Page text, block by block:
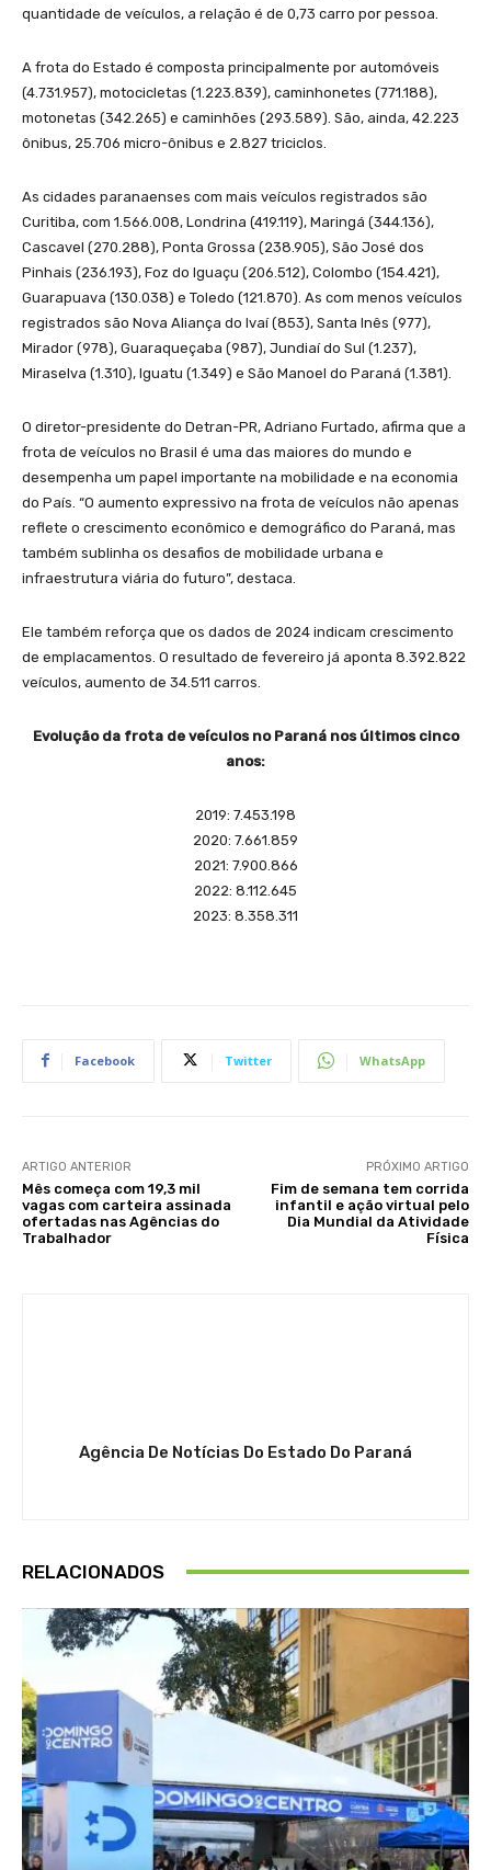
quantidade de veículos, a relação é de 0,73 carro por pessoa.
A frota do Estado é composta principalmente por automóveis
(4.731.957), motocicletas (1.223.839), caminhonetes (771.188),
motonetas (342.265) e caminhões (293.589). São, ainda, 42.223
ônibus, 25.706 micro-ônibus e 2.827 triciclos.
As cidades paranaenses com mais veículos registrados são
Curitiba, com 1.566.008, Londrina (419.119), Maringá (344.136),
Cascavel (270.288), Ponta Grossa (238.905), São José dos
Pinhais (236.193), Foz do Iguaçu (206.512), Colombo (154.421),
Guarapuava (130.038) e Toledo (121.870). As com menos veículos
registrados são Nova Aliança do Ivaí (853), Santa Inês (977),
Mirador (978), Guaraqueçaba (987), Jundiaí do Sul (1.237),
Miraselva (1.310), Iguatu (1.349) e São Manoel do Paraná (1.381).
O diretor-presidente do Detran-PR, Adriano Furtado, afirma que a
frota de veículos no Brasil é uma das maiores do mundo e
desempenha um papel importante na mobilidade e na economia
do País. “O aumento expressivo na frota de veículos não apenas
reflete o crescimento econômico e demográfico do Paraná, mas
também sublinha os desafios de mobilidade urbana e
infraestrutura viária do futuro”, destaca.
Ele também reforça que os dados de 2024 indicam crescimento
de emplacamentos. O resultado de fevereiro já aponta 8.392.822
veículos, aumento de 34.511 carros.
Evolução da frota de veículos no Paraná nos últimos cinco
anos:
2019: 7.453.198
2020: 7.661.859
2021: 7.900.866
2022: 8.112.645
2023: 8.358.311
Facebook Twitter WhatsApp
ARTIGO ANTERIOR
Mês começa com 19,3 mil
vagas com carteira assinada
ofertadas nas Agências do
Trabalhador
PRÓXIMO ARTIGO
Fim de semana tem corrida
infantil e ação virtual pelo
Dia Mundial da Atividade
Física
Agência De Notícias Do Estado Do Paraná
RELACIONADOS